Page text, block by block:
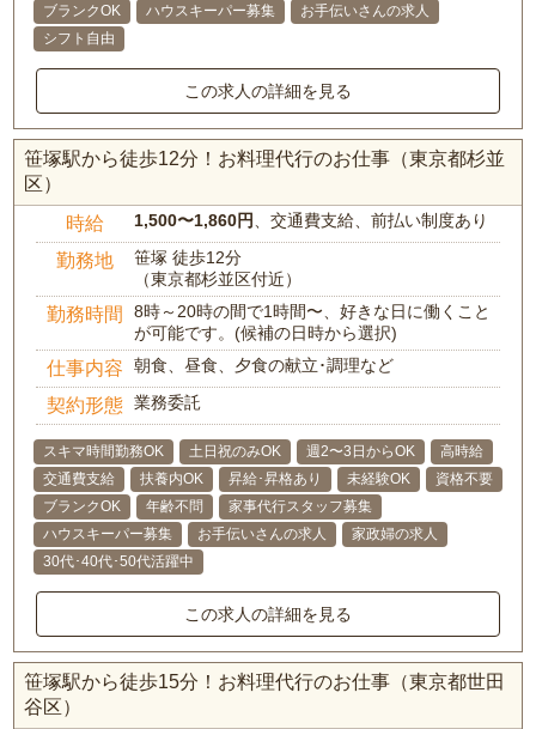
ブランクOK
ハウスキーパー募集
お手伝いさんの求人
シフト自由
この求人の詳細を見る
笹塚駅から徒歩12分！お料理代行のお仕事（東京都杉並
区）
時給 1,500〜1,860円 、交通費支給、前払い制度あり
勤務地
笹塚 徒歩12分
（東京都杉並区付近）
勤務時間
8時～20時の間で1時間〜、好きな日に働くこと
が可能です。(候補の日時から選択)
仕事内容 朝食、昼食、夕食の献立･調理など
契約形態 業務委託
スキマ時間勤務OK 土日祝のみOK 週2〜3日からOK
高時給
交通費支給
扶養内OK 昇給･昇格あり 未経験OK
資格不要
ブランクOK
年齢不問
家事代行スタッフ募集
ハウスキーパー募集
お手伝いさんの求人
家政婦の求人
30代･40代･50代活躍中
この求人の詳細を見る
笹塚駅から徒歩15分！お料理代行のお仕事（東京都世田
谷区）